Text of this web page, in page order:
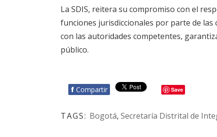
La SDIS, reitera su compromiso con el
funciones jurisdiccionales por parte de
con las autoridades competentes,
público.
f Compartir Save
TAGS: Bogotá, Secretaría Distrital de